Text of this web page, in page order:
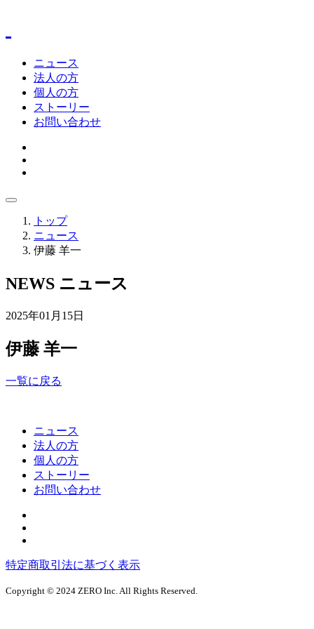
ニュース
法人の方
個人の方
ストーリー
お問い合わせ
トップ
ニュース
伊藤 羊一
NEWS ニュース
2025年01月15日
伊藤 羊一
一覧に戻る
ニュース
法人の方
個人の方
ストーリー
お問い合わせ
特定商取引法に基づく表示
Copyright © 2024 ZERO Inc. All Rights Reserved.